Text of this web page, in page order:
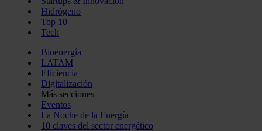
Hidrógeno
Top 10
Tech
Bioenergía
LATAM
Eficiencia
Digitalización
Más secciones
Eventos
La Noche de la Energía
10 claves del sector energético